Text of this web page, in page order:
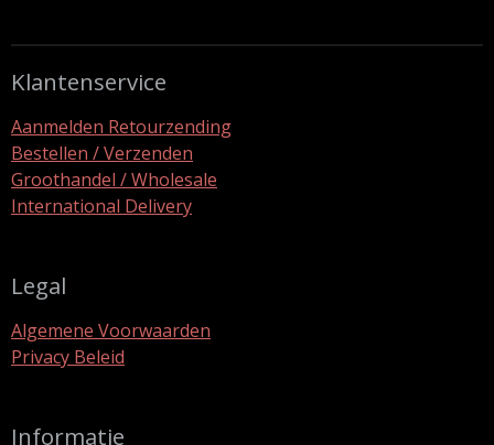
Klantenservice
Aanmelden Retourzending
Bestellen / Verzenden
Groothandel / Wholesale
International Delivery
Legal
Algemene Voorwaarden
Privacy Beleid
Informatie